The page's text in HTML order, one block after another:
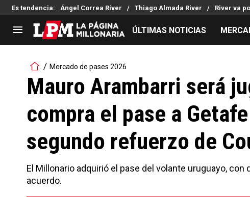
Es tendencia: Ángel Correa River Thiago Almada River River va
LIGA PROFESIONAL
Noticias
Tabla de posiciones
Reserva
Copa Sudamericana
Copa Argentina
Selección Argentina
Ex
ÚLTIMAS NOTICIAS
Mercado de pases 2026
Mauro Arambarri será
compra el pase a
segundo refuerzo de
El Millonario adquirió el pase del volante uruguayo,
acuerdo.